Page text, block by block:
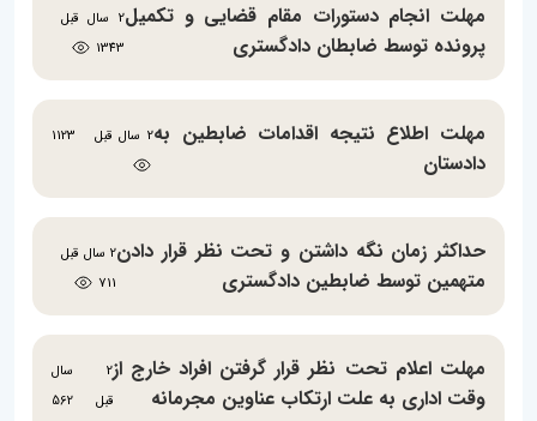
مهلت انجام دستورات مقام قضایی و تکمیل
پرونده توسط ضابطان دادگستری
2 سال قبل
1343
مهلت اطلاع نتیجه اقدامات ضابطین به
دادستان
2 سال قبل 1123
حداکثر زمان نگه داشتن و تحت نظر قرار دادن
متهمین توسط ضابطین دادگستری
2 سال قبل
711
مهلت اعلام تحت نظر قرار گرفتن افراد خارج از
وقت اداری به علت ارتکاب عناوین مجرمانه
2 سال
قبل
562